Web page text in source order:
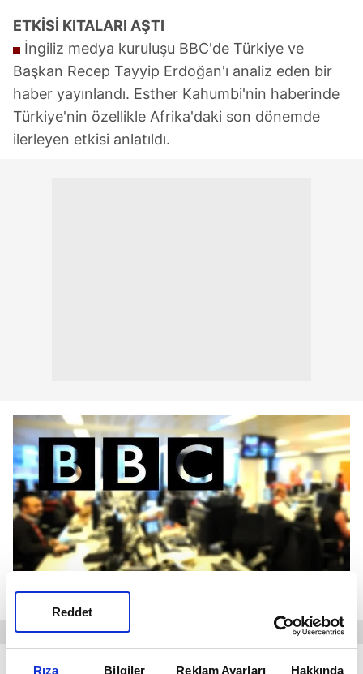
Rıza Bilgiler Reklam Ayarları Hakkında
Reddet
ETKİSİ KITALARI AŞTI
İngiliz medya kuruluşu BBC'de Türkiye ve
Başkan Recep Tayyip Erdoğan'ı analiz eden bir
haber yayınlandı. Esther Kahumbi'nin haberinde
Türkiye'nin özellikle Afrika'daki son dönemde
ilerleyen etkisi anlatıldı.
"Yüzyıl önce güçlü Osmanlı devleti sona erdi.